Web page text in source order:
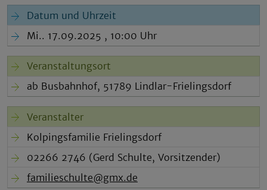
Datum und Uhrzeit
Mi.. 17.09.2025 , 10:00 Uhr
Veranstaltungsort
ab Busbahnhof, 51789 Lindlar-Frielingsdorf
Veranstalter
Kolpingsfamilie Frielingsdorf
02266 2746 (Gerd Schulte, Vorsitzender)
familieschulte@gmx.de